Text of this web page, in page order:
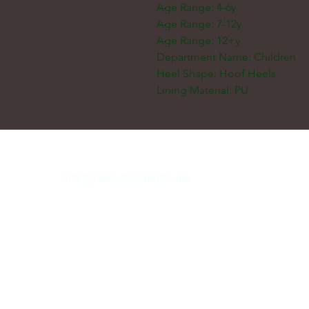
Age Range: 4-6y
Age Range: 7-12y
Age Range: 12+y
Department Name: Children
Heel Shape: Hoof Heels
Lining Material: PU